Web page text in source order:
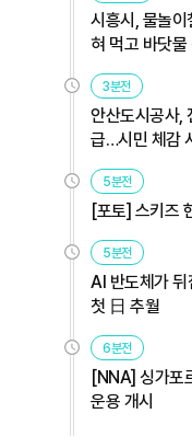
시흥시, 물놀이
혀 먹고 바닷
3분전
안산도시공사,
급…시민 체감
5분전
[포토] 스키즈
5분전
AI 반도체가
첫 日 추월
6분전
[NNA] 싱가포
운용 개시